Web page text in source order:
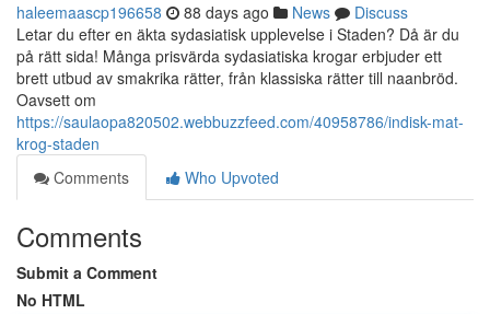
haleemaascp196658 88 days ago News
Discuss
Letar du efter en äkta sydasiatisk upplevelse i Staden? Då är du
på rätt sida! Många prisvärda sydasiatiska krogar erbjuder ett
brett utbud av smakrika rätter, från klassiska rätter till naanbröd.
Oavsett om
https://saulaopa820502.webbuzzfeed.com/40958786/indisk-mat-
krog-staden
Comments
Who Upvoted
Comments
Submit a Comment
No HTML